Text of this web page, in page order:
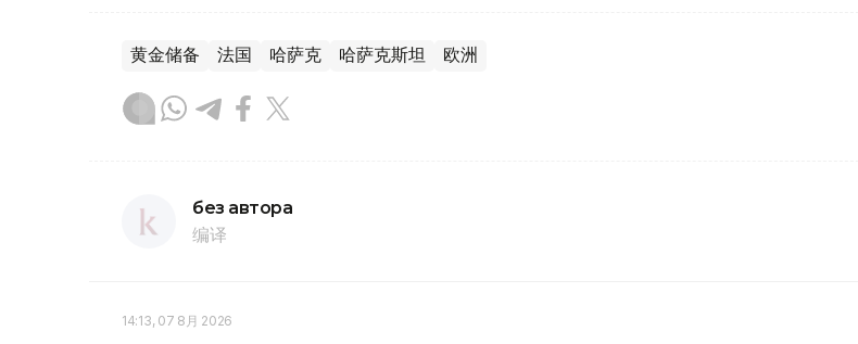
黄金储备 法国 哈萨克 哈萨克斯坦 欧洲
без автора
编译
14:13, 07 8月 2026